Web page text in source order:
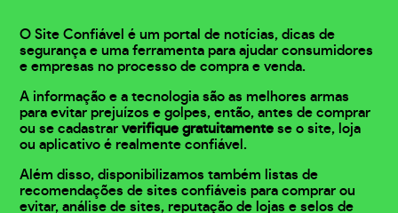
O Site Confiável é um portal de notícias, dicas de
segurança e uma ferramenta para ajudar consumidores
e empresas no processo de compra e venda.
A informação e a tecnologia são as melhores armas
para evitar prejuízos e golpes, então, antes de comprar
ou se cadastrarverifique gratuitamente se o site, loja
ou aplicativo é realmente confiável.
Além disso, disponibilizamos também listas de
recomendações de sites confiáveis para comprar ou
evitar, análise de sites, reputação de lojas e selos de